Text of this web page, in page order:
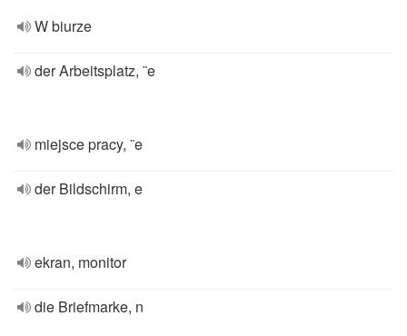
W biurze
der Arbeitsplatz, ¨e
miejsce pracy, ¨e
der Bildschirm, e
ekran, monitor
die Briefmarke, n